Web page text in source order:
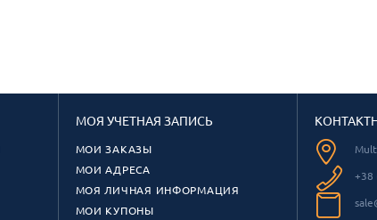
МОЯ УЧЕТНАЯ ЗАПИСЬ
МОИ ЗАКАЗЫ
МОИ АДРЕСА
МОЯ ЛИЧНАЯ ИНФОРМАЦИЯ
МОИ КУПОНЫ
+38